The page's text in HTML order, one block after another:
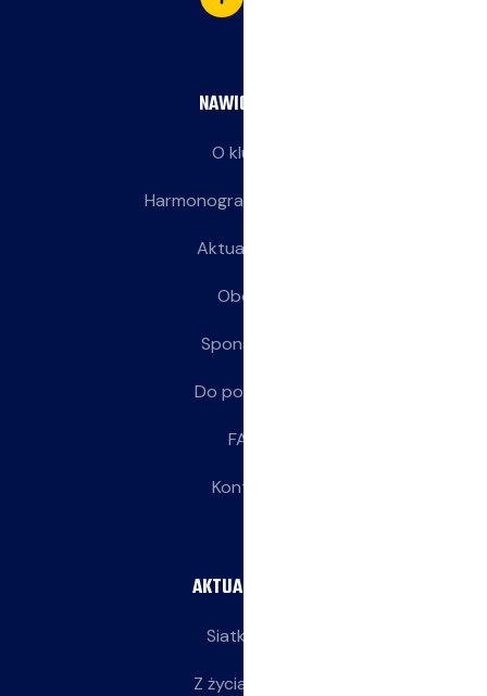
NAWIGACJA
O klubie
Harmonogram treningów
Aktualności
Obozy
Sponsorzy
Do pobrania
FAQ
Kontakt
AKTUALNOŚCI
Siatkarze
Z życia klubu